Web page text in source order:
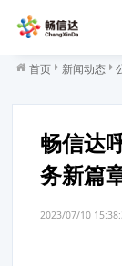
首页 新闻动态
畅信达
务新篇
2023/07/10